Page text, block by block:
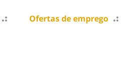
Ofertas de emprego